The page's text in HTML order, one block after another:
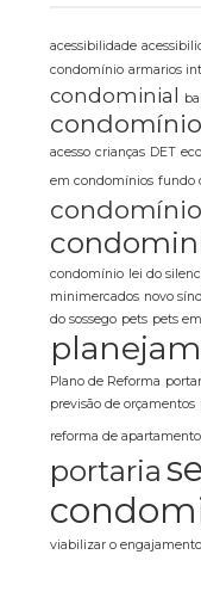
acessibilidade
condomínio armarios
condominial
condomínio
acesso crianças DET
em condomínios fundo
condomínio
condomínio lei do
minimercados novo
do sossego pets pets
Plano de Reforma
previsão de orçamentos
reforma de apartamento
portaria
viabilizar o engajamento